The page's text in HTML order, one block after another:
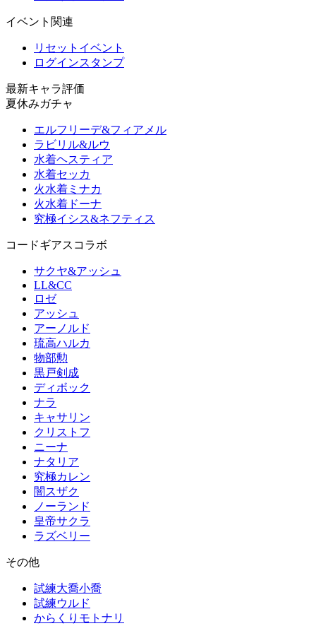
イベント関連
リセットイベント
ログインスタンプ
最新キャラ評価
夏休みガチャ
エルフリーデ&フィアメル
ラビリル&ルウ
水着ヘスティア
水着セッカ
火水着ミナカ
火水着ドーナ
究極イシス&ネフティス
コードギアスコラボ
サクヤ&アッシュ
LL&CC
ロゼ
アッシュ
アーノルド
琉高ハルカ
物部勲
黒戸剣成
ディボック
ナラ
キャサリン
クリストフ
ニーナ
ナタリア
究極カレン
闇スザク
ノーランド
皇帝サクラ
ラズベリー
その他
試練大喬小喬
試練ウルド
からくりモトナリ